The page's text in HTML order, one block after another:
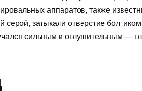
аппаратов, также
серой, затыкали отверстие
сильным и оглушительным —